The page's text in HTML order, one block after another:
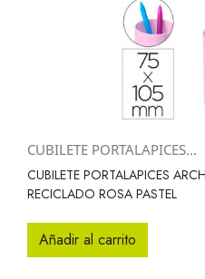
CUBILETE PORTALAPICES...
CUBILETE PORTALAPICES
RECICLADO ROSA PASTEL
Añadir al carrito